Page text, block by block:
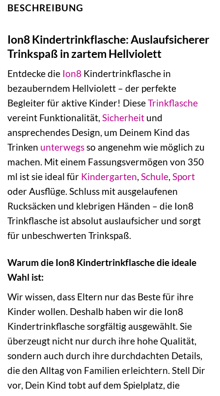
BESCHREIBUNG
Ion8 Kindertrinkflasche: Auslaufsicherer
Trinkspaß in zartem Hellviolett
Entdecke die Ion8 Kindertrinkflasche in
bezauberndem Hellviolett – der perfekte
Begleiter für aktive Kinder! DieseTrinkflasche
vereint Funktionalität, Sicherheit und
ansprechendes Design, um Deinem Kind das
Trinken unterwegsso angenehm wie möglich zu
machen. Mit einem Fassungsvermögen von 350
ml ist sie ideal für Kindergarten, Schule, Sport
oder Ausflüge. Schluss mit ausgelaufenen
Rucksäcken und klebrigen Händen – die Ion8
Trinkflasche ist absolut auslaufsicher und sorgt
für unbeschwerten Trinkspaß.
Warum die Ion8 Kindertrinkflasche die ideale
Wahl ist:
Wir wissen, dass Eltern nur das Beste für ihre
Kinder wollen. Deshalb haben wir die Ion8
Kindertrinkflasche sorgfältig ausgewählt. Sie
überzeugt nicht nur durch ihre hohe Qualität,
sondern auch durch ihre durchdachten Details,
die den Alltag von Familien erleichtern. Stell Dir
vor, Dein Kind tobt auf dem Spielplatz, die